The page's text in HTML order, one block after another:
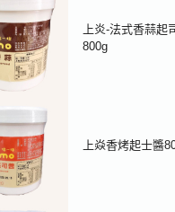
上炎-法式香蒜起
800g
上焱香烤起士醬